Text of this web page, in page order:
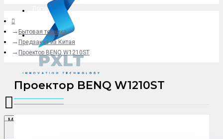
Логин
+79775619766
Menu
Бытовая техника
Предзаказ из Китая
Проектор BENQ W1210ST
Проектор BENQ W1210ST